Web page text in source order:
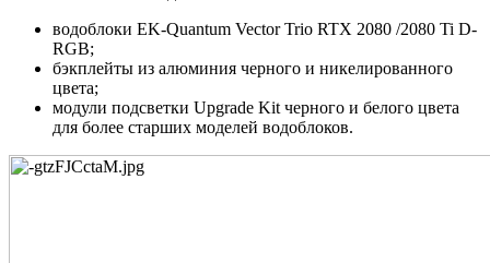
водоблоки EK-Quantum Vector Trio RTX 2080 /2080 Ti D-
RGB;
бэкплейты из алюминия черного и никелированного
цвета;
модули подсветки Upgrade Kit черного и белого цвета
для более старших моделей водоблоков.